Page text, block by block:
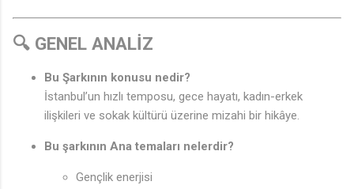
🔍 GENEL ANALİZ
Bu Şarkının konusu nedir?
İstanbul’un hızlı temposu, gece hayatı, kadın-erkek
ilişkileri ve sokak kültürü üzerine mizahi bir hikâye.
Bu şarkının Ana temaları nelerdir?
Gençlik enerjisi
♫